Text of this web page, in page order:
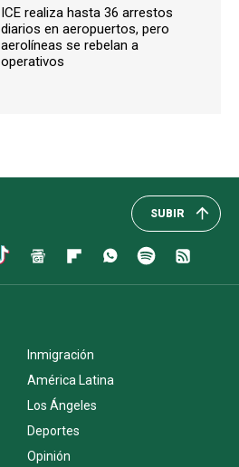
ICE realiza hasta 36 arrestos
diarios en aeropuertos, pero
aerolíneas se rebelan a
operativos
SUBIR
Inmigración
América Latina
Los Ángeles
Deportes
Opinión